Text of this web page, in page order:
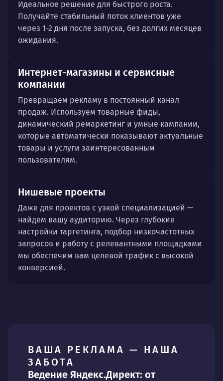
Идеальное решение для быстрого роста.
Получайте стабильный поток клиентов уже
через 1-2 дня после запуска, без долгих месяцев
ожидания.
Интернет-магазины и сервисные
компании
Превращаем рекламу в постоянный канал
продаж. Используем товарные фиды,
динамический ремаркетинг и умные кампании,
которые автоматически показывают актуальные
товары и услуги заинтересованным
пользователям.
Нишевые проекты
Даже для проектов с узкой специализацией —
найдем вашу аудиторию. Через глубокие
настройки таргетинга, подбор низкочастотных
запросов и работу с релевантными площадками
мы обеспечим вам целевой трафик с высокой
конверсией.
ВАША РЕКЛАМА — НАША
ЗАБОТА
Ведение Яндекс.Директ: от